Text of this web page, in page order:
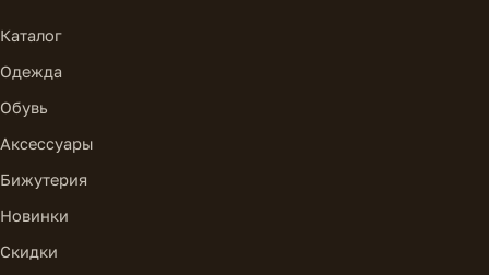
Каталог
Одежда
Обувь
Аксессуары
Бижутерия
Новинки
Скидки